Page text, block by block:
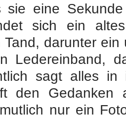
sie eine
sich ein
Tand, darunter
Ledereinband,
sagt alles in
den
nur ein